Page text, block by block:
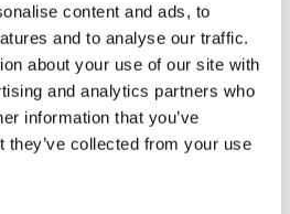
content and ads, to
and to analyse our traffic.
about your use of our site with
and analytics partners who
information that you’ve
they’ve collected from your use
die beleggers rendement
termijn synergie-effecten
zich met regelmaat aan fusies
dan ook hoog tijd om de
van M&A ook mee te